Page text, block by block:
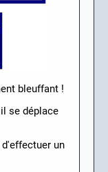
bleuffant !
se déplace
un